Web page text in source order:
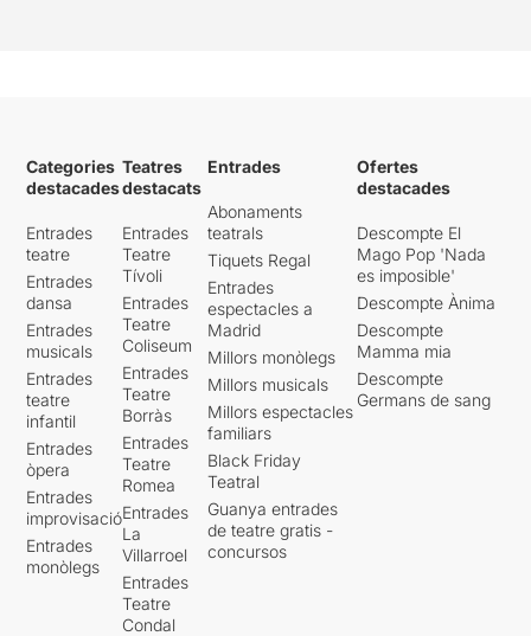
Categories
destacades
Entrades
teatre
Entrades
dansa
Entrades
musicals
Entrades
teatre
infantil
Entrades
òpera
Entrades
improvisació
Entrades
monòlegs
Teatres
destacats
Entrades
Teatre
Tívoli
Entrades
Teatre
Coliseum
Entrades
Teatre
Borràs
Entrades
Teatre
Romea
Entrades
La
Villarroel
Entrades
Teatre
Condal
Entrades
Abonaments
teatrals
Tiquets Regal
Entrades
espectacles a
Madrid
Millors monòlegs
Millors musicals
Millors espectacles
familiars
Black Friday
Teatral
Guanya entrades
de teatre gratis -
concursos
Ofertes
destacades
Descompte El
Mago Pop 'Nada
es imposible'
Descompte Ànima
Descompte
Mamma mia
Descompte
Germans de sang